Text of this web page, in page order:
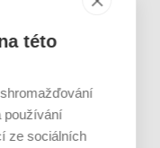
této
používání
ze sociálních